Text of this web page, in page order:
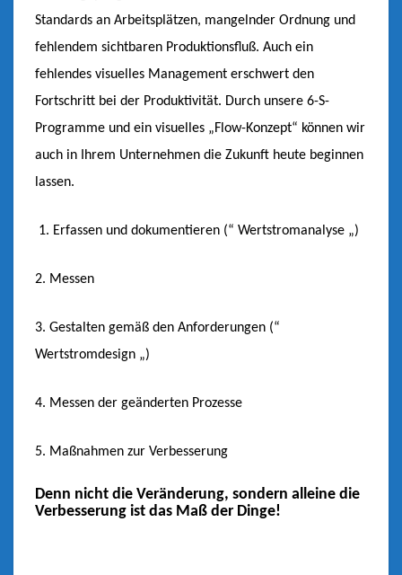
Standards an Arbeitsplätzen, mangelnder Ordnung und
fehlendem sichtbaren Produktionsfluß. Auch ein
fehlendes visuelles Management erschwert den
Fortschritt bei der Produktivität. Durch unsere 6-S-
Programme und ein visuelles „Flow-Konzept“ können wir
auch in Ihrem Unternehmen die Zukunft heute beginnen
lassen.
1. Erfassen und dokumentieren (“ Wertstromanalyse „)
2. Messen
3. Gestalten gemäß den Anforderungen (“
Wertstromdesign „)
4. Messen der geänderten Prozesse
5. Maßnahmen zur Verbesserung
Denn nicht die Veränderung, sondern alleine die
Verbesserung ist das Maß der Dinge!